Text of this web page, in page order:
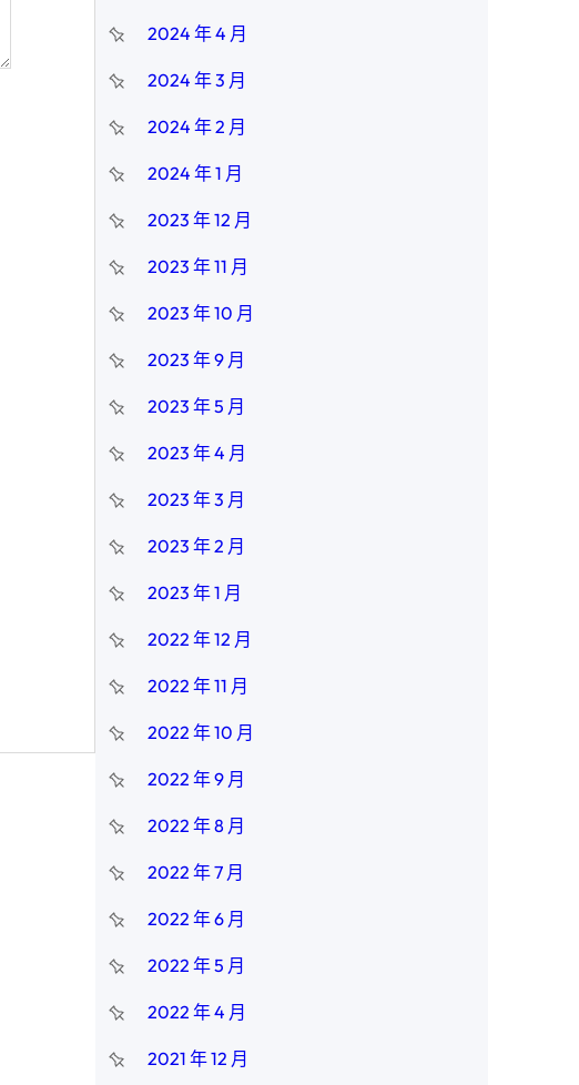
2024 年 4 月
2024 年 3 月
2024 年 2 月
2024 年 1 月
2023 年 12 月
2023 年 11 月
2023 年 10 月
2023 年 9 月
2023 年 5 月
2023 年 4 月
2023 年 3 月
2023 年 2 月
2023 年 1 月
2022 年 12 月
2022 年 11 月
2022 年 10 月
2022 年 9 月
2022 年 8 月
2022 年 7 月
2022 年 6 月
2022 年 5 月
2022 年 4 月
2021 年 12 月